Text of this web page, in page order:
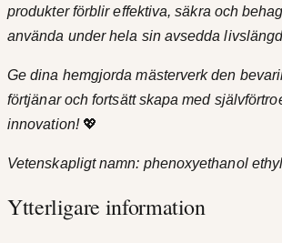
produkter förblir effektiva, säkra och
använda under hela sin avsedda
Ge dina hemgjorda mästerverk den
förtjänar och fortsätt skapa med
innovation!💖
Vetenskapligt namn: phenoxyethanol
Ytterligare information